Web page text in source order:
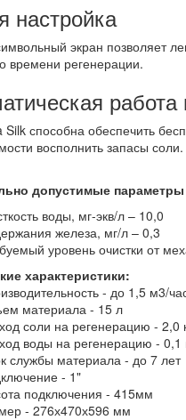
настройка
экран позволяет
времени регенерации.
работа
Silk способна обеспечить
восполнить запасы соли.
допустимые
воды, мг-экв/л – 10,0
железа, мг/л – 0,3
уровень очистки от
характеристики:
- до 1,5 м3/
материала - 15 л
соли на регенерацию - 2,0
воды на регенерацию - 0,1
службы материала - до 7 лет
- 1"
подключения - 415мм
- 276х470х596 мм